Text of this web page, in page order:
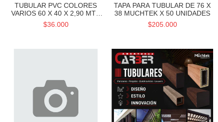
TUBULAR PVC COLORES
VARIOS 60 X 40 X 2,90 MTS
CANADIAN
$36.000
TAPA PARA TUBULAR DE 76 X
38 MUCHTEK X 50 UNIDADES
$205.000